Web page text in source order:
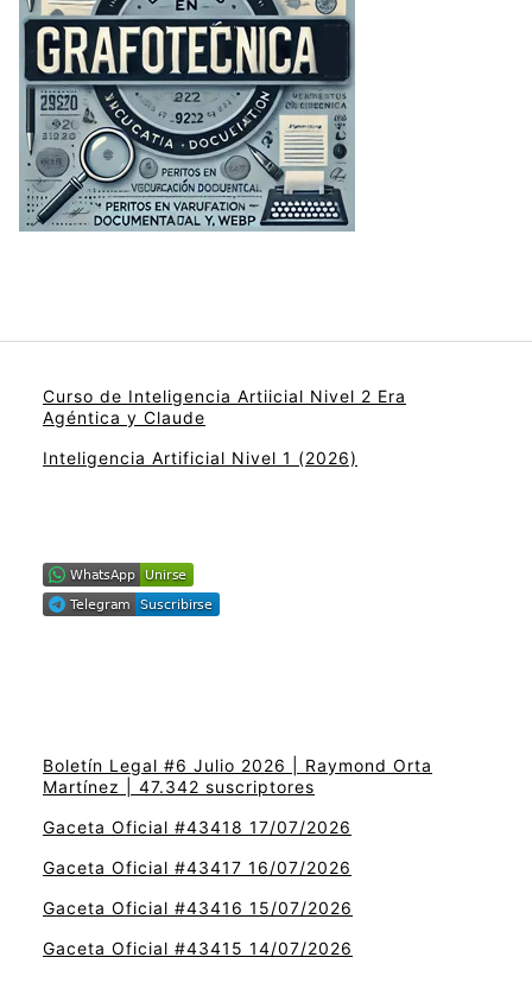
Curso de Inteligencia Artiicial Nivel 2 Era
Agéntica y Claude
Inteligencia Artificial Nivel 1 (2026)
Boletín Legal #6 Julio 2026 | Raymond Orta
Martínez | 47.342 suscriptores
Gaceta Oficial #43418 17/07/2026
Gaceta Oficial #43417 16/07/2026
Gaceta Oficial #43416 15/07/2026
Gaceta Oficial #43415 14/07/2026